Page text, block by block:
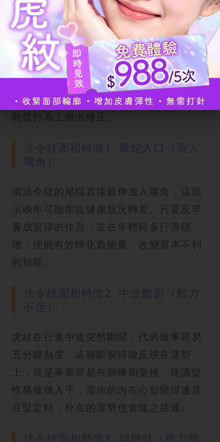
年危機？
並非所有虎紋都帶來正面能量，部分法令
紋特徵在面相學中被視為破運之兆，尤其
與晚年運勢與健康狀況相關。及早辨識這
些信號，並非為了製造焦慮，而是讓我們
能從行為上做出修正。
當法令紋的尾端直接延伸進入嘴角，這預
示晚年可能面臨健康狀況轉差。只要及早
養成規律的作息，並在年輕時多行善積
德，便能有效轉化負能量，改變原本不利
的預期。
虎紋在行進中途突然斷開，代表做事容易
五分鐘熱度。這種斷裂特徵反映在運勢
上，就是事業容易在巔峰期受挫。建議從
性格修煉入手，當你的內在心智變得連貫
且堅定時，外在的運勢也會隨之接通。